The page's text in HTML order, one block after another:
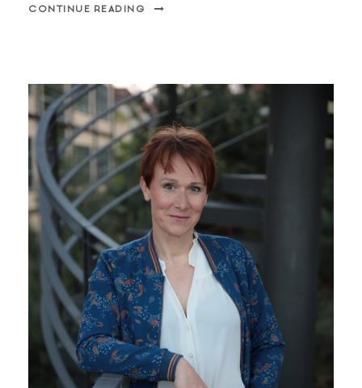
CONTINUE READING